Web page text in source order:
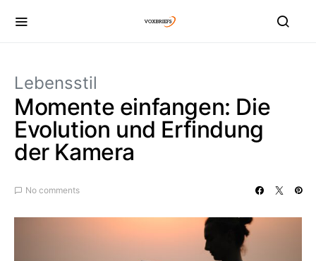
Lebensstil
Momente einfangen: Die
Evolution und Erfindung
der Kamera
No comments